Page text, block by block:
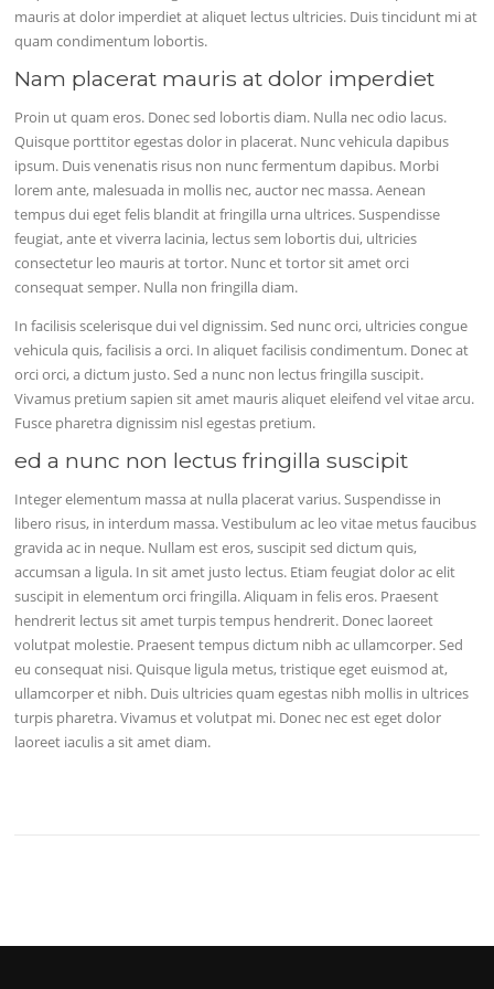
mauris at dolor imperdiet at aliquet lectus ultricies. Duis tincidunt mi at
quam condimentum lobortis.
Nam placerat mauris at dolor imperdiet
Proin ut quam eros. Donec sed lobortis diam. Nulla nec odio lacus.
Quisque porttitor egestas dolor in placerat. Nunc vehicula dapibus
ipsum. Duis venenatis risus non nunc fermentum dapibus. Morbi
lorem ante, malesuada in mollis nec, auctor nec massa. Aenean
tempus dui eget felis blandit at fringilla urna ultrices. Suspendisse
feugiat, ante et viverra lacinia, lectus sem lobortis dui, ultricies
consectetur leo mauris at tortor. Nunc et tortor sit amet orci
consequat semper. Nulla non fringilla diam.
In facilisis scelerisque dui vel dignissim. Sed nunc orci, ultricies congue
vehicula quis, facilisis a orci. In aliquet facilisis condimentum. Donec at
orci orci, a dictum justo. Sed a nunc non lectus fringilla suscipit.
Vivamus pretium sapien sit amet mauris aliquet eleifend vel vitae arcu.
Fusce pharetra dignissim nisl egestas pretium.
ed a nunc non lectus fringilla suscipit
Integer elementum massa at nulla placerat varius. Suspendisse in
libero risus, in interdum massa. Vestibulum ac leo vitae metus faucibus
gravida ac in neque. Nullam est eros, suscipit sed dictum quis,
accumsan a ligula. In sit amet justo lectus. Etiam feugiat dolor ac elit
suscipit in elementum orci fringilla. Aliquam in felis eros. Praesent
hendrerit lectus sit amet turpis tempus hendrerit. Donec laoreet
volutpat molestie. Praesent tempus dictum nibh ac ullamcorper. Sed
eu consequat nisi. Quisque ligula metus, tristique eget euismod at,
ullamcorper et nibh. Duis ultricies quam egestas nibh mollis in ultrices
turpis pharetra. Vivamus et volutpat mi. Donec nec est eget dolor
laoreet iaculis a sit amet diam.